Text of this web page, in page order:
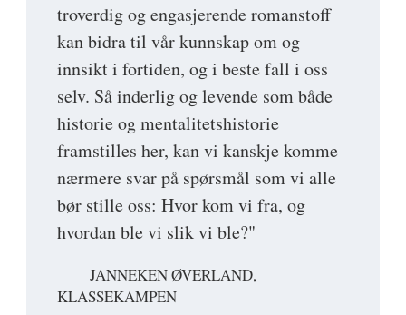
troverdig og engasjerende romanstoff
kan bidra til vår kunnskap om og
innsikt i fortiden, og i beste fall i oss
selv. Så inderlig og levende som både
historie og mentalitetshistorie
framstilles her, kan vi kanskje komme
nærmere svar på spørsmål som vi alle
bør stille oss: Hvor kom vi fra, og
hvordan ble vi slik vi ble?"
JANNEKEN ØVERLAND,
KLASSEKAMPEN